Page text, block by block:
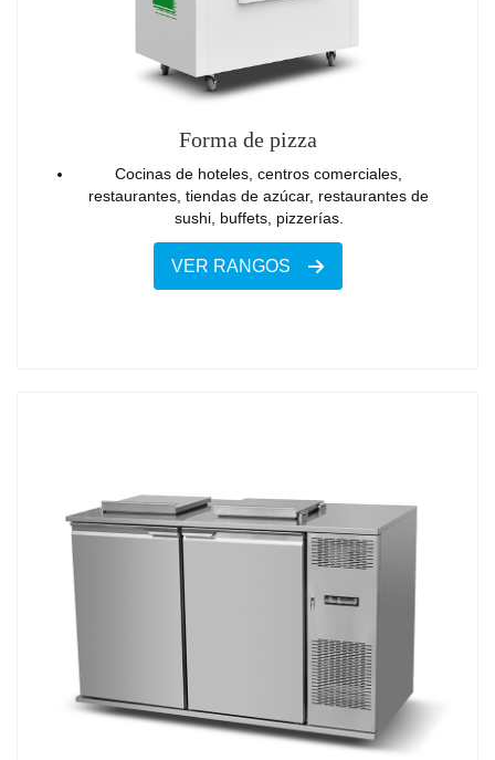
Forma de pizza
Cocinas de hoteles, centros comerciales,
restaurantes, tiendas de azúcar, restaurantes de
sushi, buffets, pizzerías.
VER RANGOS